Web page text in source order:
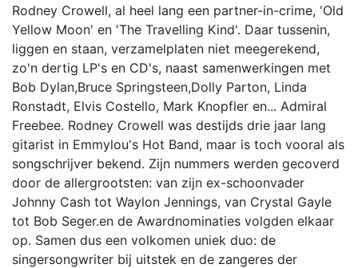
Rodney Crowell, al heel lang een partner-in-crime, 'Old
Yellow Moon' en 'The Travelling Kind'. Daar tussenin,
liggen en staan, verzamelplaten niet meegerekend,
zo'n dertig LP's en CD's, naast samenwerkingen met
Bob Dylan,Bruce Springsteen,Dolly Parton, Linda
Ronstadt, Elvis Costello, Mark Knopfler en... Admiral
Freebee. Rodney Crowell was destijds drie jaar lang
gitarist in Emmylou's Hot Band, maar is toch vooral als
songschrijver bekend. Zijn nummers werden gecoverd
door de allergrootsten: van zijn ex-schoonvader
Johnny Cash tot Waylon Jennings, van Crystal Gayle
tot Bob Seger.en de Awardnominaties volgden elkaar
op. Samen dus een volkomen uniek duo: de
singersongwriter bij uitstek en de zangeres der